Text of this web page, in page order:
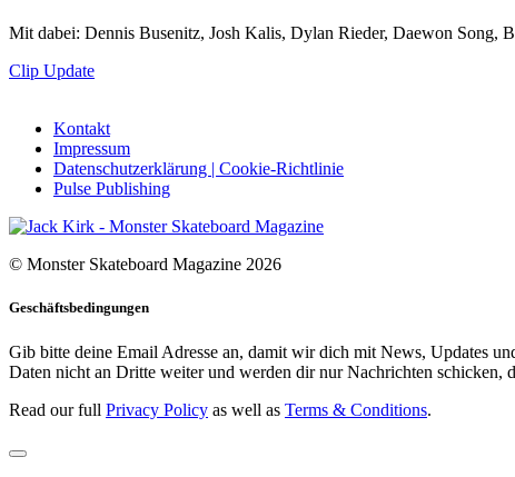
Mit dabei: Dennis Busenitz, Josh Kalis, Dylan Rieder, Daewon Song,
Clip Update
Kontakt
Impressum
Datenschutzerklärung | Cookie-Richtlinie
Pulse Publishing
© Monster Skateboard Magazine 2026
Geschäftsbedingungen
Gib bitte deine Email Adresse an, damit wir dich mit News, Updates
Daten nicht an Dritte weiter und werden dir nur Nachrichten schicken,
Read our full Privacy Policy as well as Terms & Conditions.